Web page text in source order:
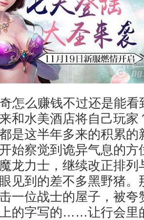
怎么赚钱不过还是能看
和水美酒店将自己玩家
是这半年多来的积累的
始察觉到诡异气息的方
龙力士，继续改正排列
见到的差不多黑野猪。
一位战士的屋子，被夸
的字写的……让行会里